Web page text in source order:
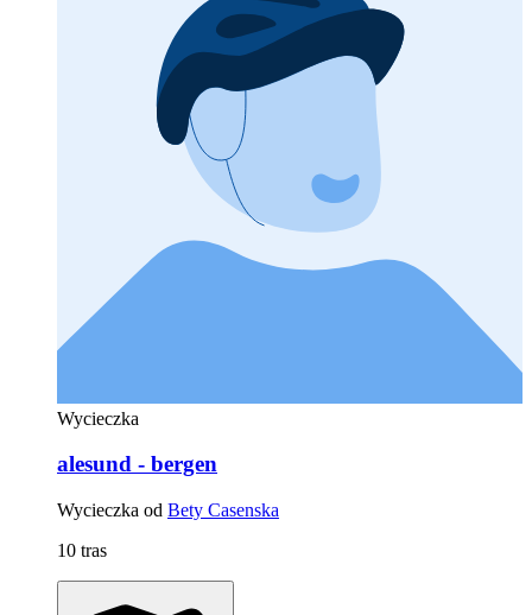
Wycieczka
alesund - bergen
Wycieczka od Bety Casenska
10 tras